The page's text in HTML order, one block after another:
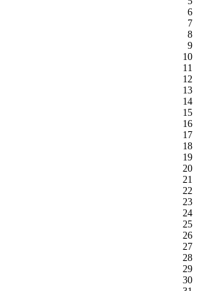
6
7
8
9
10
11
12
13
14
15
16
17
18
19
20
21
22
23
24
25
26
27
28
29
30